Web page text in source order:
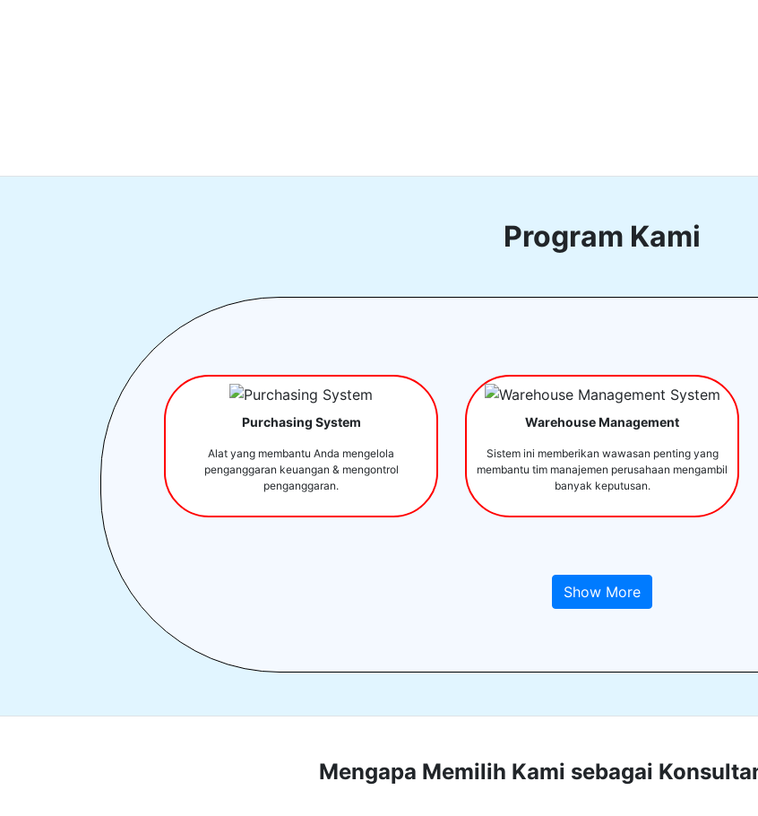
Program Kami
Purchasing System
Alat yang membantu Anda mengelola
penganggaran keuangan & mengontrol
penganggaran.
Warehouse Management
Sistem ini memberikan wawasan penting yang
membantu tim manajemen perusahaan mengambil
banyak keputusan.
Show More
Mengapa Memilih Kami sebagai